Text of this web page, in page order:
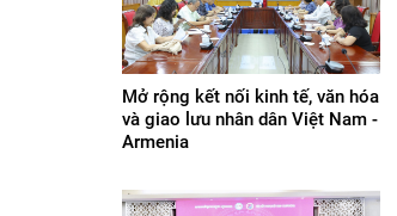
Mở rộng kết nối kinh tế, văn hóa
và giao lưu nhân dân Việt Nam -
Armenia